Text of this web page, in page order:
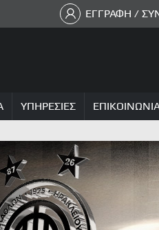
ΕΓΓΡΑΦΗ /
ΥΠΗΡΕΣΙΕΣ